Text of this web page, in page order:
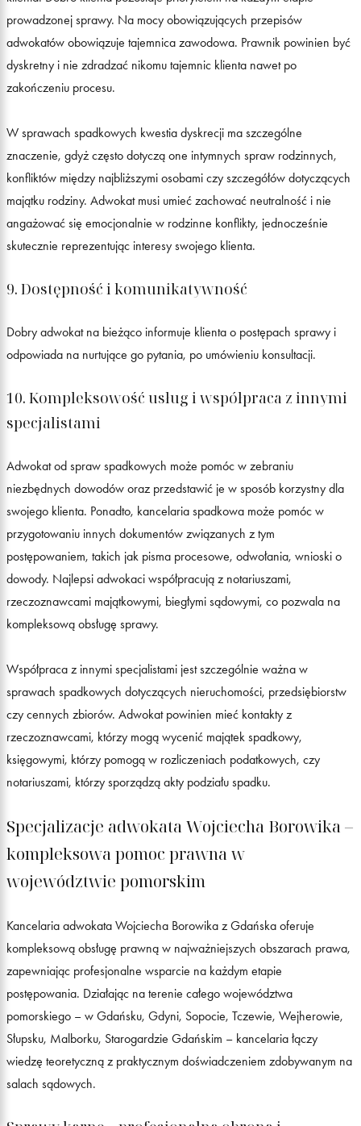
prowadzonej sprawy. Na mocy obowiązujących przepisów
adwokatów obowiązuje tajemnica zawodowa. Prawnik powinien być
dyskretny i nie zdradzać nikomu tajemnic klienta nawet po
zakończeniu procesu.
W sprawach spadkowych kwestia dyskrecji ma szczególne
znaczenie, gdyż często dotyczą one intymnych spraw rodzinnych,
konfliktów między najbliższymi osobami czy szczegółów dotyczących
majątku rodziny. Adwokat musi umieć zachować neutralność i nie
angażować się emocjonalnie w rodzinne konflikty, jednocześnie
skutecznie reprezentując interesy swojego klienta.
9. Dostępność i komunikatywność
Dobry adwokat na bieżąco informuje klienta o postępach sprawy i
odpowiada na nurtujące go pytania, po umówieniu konsultacji.
10. Kompleksowość usług i współpraca z innymi
specjalistami
Adwokat od spraw spadkowych może pomóc w zebraniu
niezbędnych dowodów oraz przedstawić je w sposób korzystny dla
swojego klienta. Ponadto, kancelaria spadkowa może pomóc w
przygotowaniu innych dokumentów związanych z tym
postępowaniem, takich jak pisma procesowe, odwołania, wnioski o
dowody. Najlepsi adwokaci współpracują z notariuszami,
rzeczoznawcami majątkowymi, biegłymi sądowymi, co pozwala na
kompleksową obsługę sprawy.
Współpraca z innymi specjalistami jest szczególnie ważna w
sprawach spadkowych dotyczących nieruchomości, przedsiębiorstw
czy cennych zbiorów. Adwokat powinien mieć kontakty z
rzeczoznawcami, którzy mogą wycenić majątek spadkowy,
księgowymi, którzy pomogą w rozliczeniach podatkowych, czy
notariuszami, którzy sporządzą akty podziału spadku.
Specjalizacje adwokata Wojciecha Borowika –
kompleksowa pomoc prawna w
województwie pomorskim
Kancelaria adwokata Wojciecha Borowika z Gdańska oferuje
kompleksową obsługę prawną w najważniejszych obszarach prawa,
zapewniając profesjonalne wsparcie na każdym etapie
postępowania. Działając na terenie całego województwa
pomorskiego – w Gdańsku, Gdyni, Sopocie, Tczewie, Wejherowie,
Słupsku, Malborku, Starogardzie Gdańskim – kancelaria łączy
wiedzę teoretyczną z praktycznym doświadczeniem zdobywanym na
salach sądowych.